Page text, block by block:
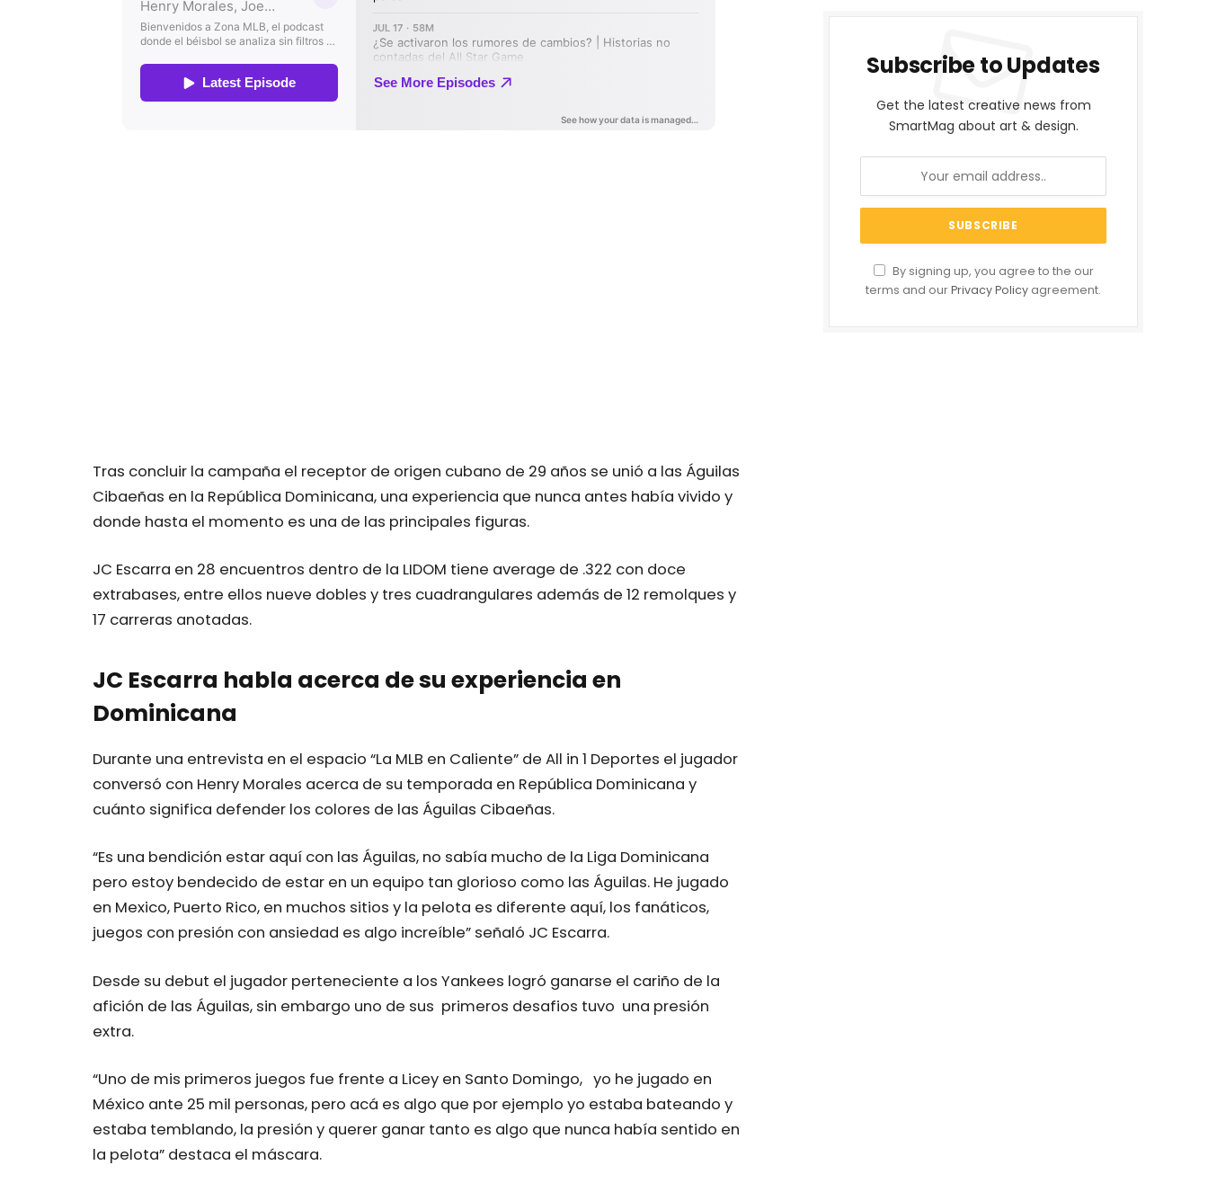
Tras concluir la campaña el receptor de origen cubano de 29 años se unió a las Águilas
Cibaeñas en la República Dominicana, una experiencia que nunca antes había vivido y
donde hasta el momento es una de las principales figuras.
JC Escarra en 28 encuentros dentro de la LIDOM tiene average de .322 con doce
extrabases, entre ellos nueve dobles y tres cuadrangulares además de 12 remolques y
17 carreras anotadas.
JC Escarra habla acerca de su experiencia en
Dominicana
Durante una entrevista en el espacio “La MLB en Caliente” de All in 1 Deportes el jugador
conversó con Henry Morales acerca de su temporada en República Dominicana y
cuánto significa defender los colores de las Águilas Cibaeñas.
“Es una bendición estar aquí con las Águilas, no sabía mucho de la Liga Dominicana
pero estoy bendecido de estar en un equipo tan glorioso como las Águilas. He jugado
en Mexico, Puerto Rico, en muchos sitios y la pelota es diferente aquí, los fanáticos,
juegos con presión con ansiedad es algo increíble” señaló JC Escarra.
Desde su debut el jugador perteneciente a los Yankees logró ganarse el cariño de la
afición de las Águilas, sin embargo uno de sus primeros desafios tuvo una presión
extra.
“Uno de mis primeros juegos fue frente a Licey en Santo Domingo, yo he jugado en
México ante 25 mil personas, pero acá es algo que por ejemplo yo estaba bateando y
estaba temblando, la presión y querer ganar tanto es algo que nunca había sentido en
la pelota” destaca el máscara.
Subscribe to Updates
Get the latest creative news from
SmartMag about art & design.
By signing up, you agree to the our
terms and ourPrivacy Policy agreement.